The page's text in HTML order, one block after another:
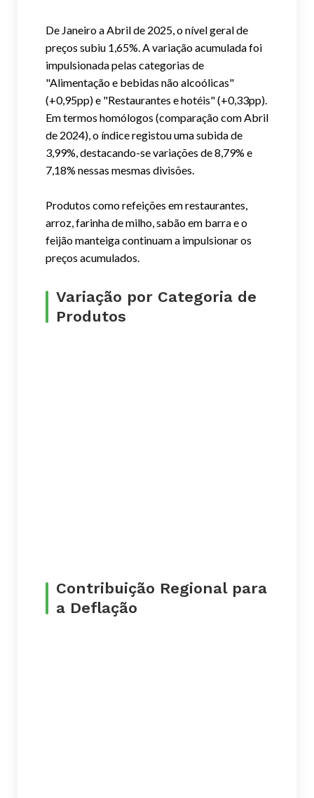
De Janeiro a Abril de 2025, o nível geral de
preços subiu 1,65%. A variação acumulada foi
impulsionada pelas categorias de
"Alimentação e bebidas não alcoólicas"
(+0,95pp) e "Restaurantes e hotéis" (+0,33pp).
Em termos homólogos (comparação com Abril
de 2024), o índice registou uma subida de
3,99%, destacando-se variações de 8,79% e
7,18% nessas mesmas divisões.
Produtos como refeições em restaurantes,
arroz, farinha de milho, sabão em barra e o
feijão manteiga continuam a impulsionar os
preços acumulados.
Variação por Categoria de
Produtos
Contribuição Regional para
a Deflação